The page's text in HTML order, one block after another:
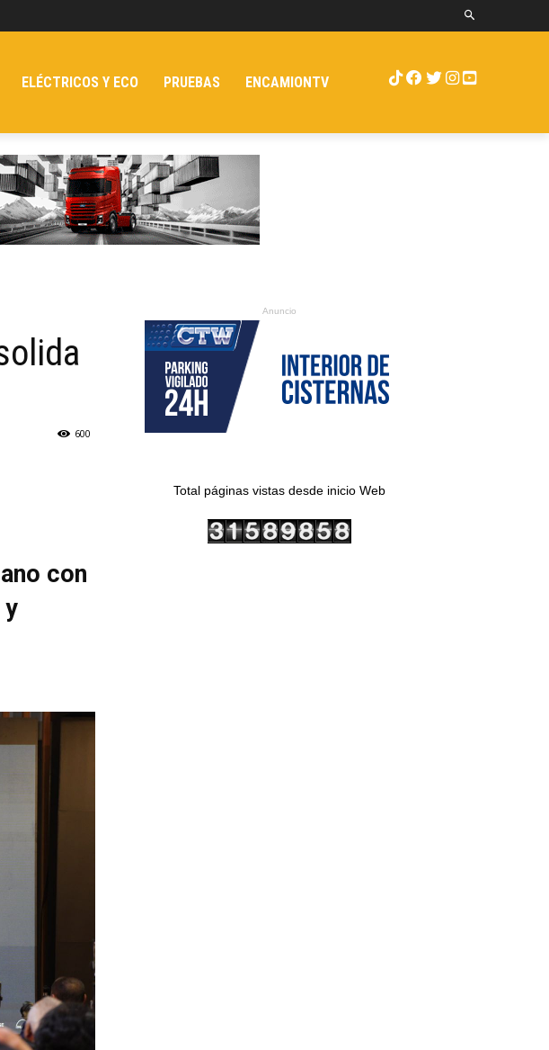
ELÉCTRICOS Y ECO PRUEBAS ENCAMIONTV
600
con
y
Anuncio
Total páginas vistas desde inicio Web